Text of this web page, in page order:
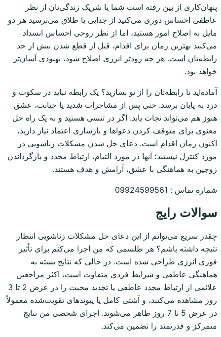
پنهان‌کاری از بین رفته است شما یا شریک زندگی‌تان از نظر
عاطفی احساس دوری می‌کنید از جدایی یا طلاق می‌ترسید هر دو
مایل به اصلاح امور هستید، اما از نظر روحی احساس انسداد
می‌کنید بهترین زمان برای اقدام، قبل از قطع شدن بیش از حد
رابطه‌تان است. هر چه زودتر انرژی اصلاح شود، بهبودی آسان‌تر
خواهد بود.
آماده‌اید تا رابطه‌تان را از نو بسازید؟ یک رابطه نباید در سکوت و
درد به پایان برسد. حتی پس از مشاجرات شدید یا خیانت، عشق
هنوز هم می‌تواند نجات یابد. اگر در تنسی هستید و به یک راه حل
معنوی برای متوقف کردن دعواها و بازسازی اعتماد نیاز دارید،
اکنون زمان اقدام است. دعای حل شدن مشکلات زناشویی در
مورد کنترل نیستند؛ آنها در مورد التیام، ارتباط مجدد و بازگرداندن
زوجین به هماهنگی با عشق، آرامش و هدف هستند.
شماره تماس : 09924599561
سوالات رایج
چقدر سریع می‌توانم از این دعای حل مشکلات زناشویی انتظار
نتیجه داشته باشم؟ هر طلسمی که من اجرا می‌کنم برای تأثیر
فوری انرژی طراحی شده است. در حالی که نتایج بسته به
هماهنگی عاطفی و شرایط فردی متفاوت است، اکثر مراجعین
علائمی از ارتباط مجدد عاطفی یا تجدید محبت را در عرض 2 تا 3
روز مشاهده می‌کنند، و آشتی کامل یا پیوندهای تقویت‌شده معمولاً
در عرض 5 تا 7 روز ظاهر می‌شوند. اجرای شخصی من نتایج
متمرکز و قدرتمند را تضمین می‌کند.